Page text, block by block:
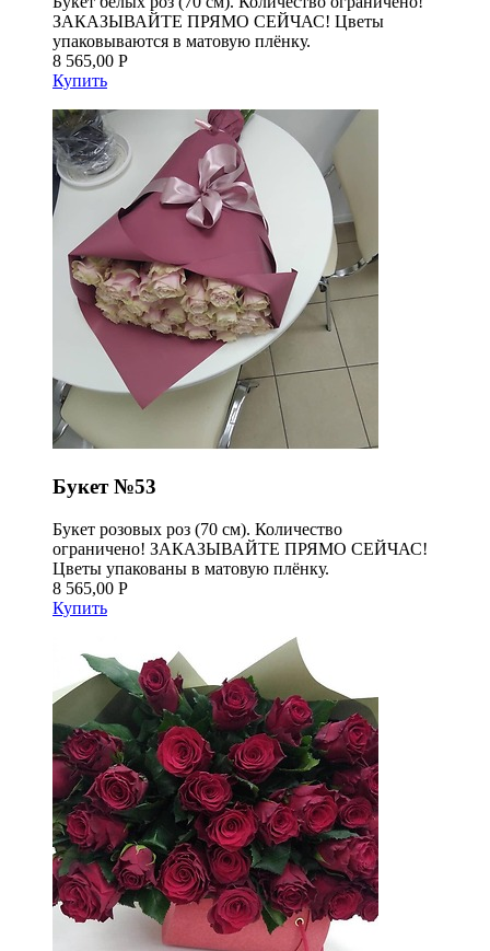
ЗАКАЗЫВАЙТЕ ПРЯМО СЕЙЧАС! Цветы
упаковываются в матовую плёнку.
8 565,00 Р
Купить
Букет №53
Букет розовых роз (70 см). Количество
ограничено! ЗАКАЗЫВАЙТЕ ПРЯМО СЕЙЧАС!
Цветы упакованы в матовую плёнку.
8 565,00 Р
Купить